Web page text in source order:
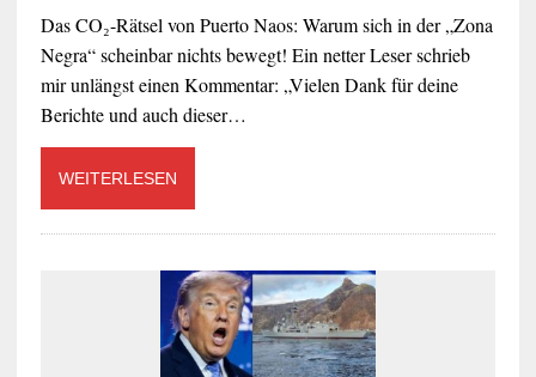
Das CO₂-Rätsel von Puerto Naos: Warum sich in der „Zona
Negra“ scheinbar nichts bewegt! Ein netter Leser schrieb
mir unlängst einen Kommentar: „Vielen Dank für deine
Berichte und auch dieser…
WEITERLESEN